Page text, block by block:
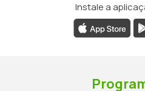
Instale a